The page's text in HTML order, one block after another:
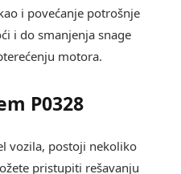
i povećanje potrošnje
i do smanjenja snage
motora.
P0328
vozila, postoji nekoliko
pristupiti rešavanju